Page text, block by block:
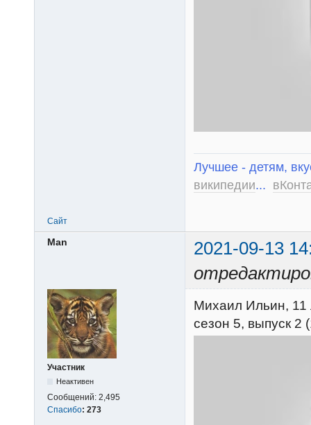
Лучшее - детям,
википедии...
Сайт
Man
2021-09-13
Участник
Неактивен
Сообщений: 2,495
Спасибо: 273
Михаил Ильин, 11
сезон 5, выпуск 2